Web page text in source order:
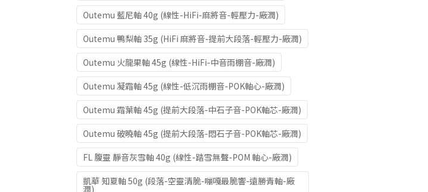
Outemu 藍尼軸 40g (線性-HiFi-麻將音-輕壓力-廠潤)
Outemu 鴨梨軸 35g (HiFi 麻將音-提前大段落-輕壓力-廠潤)
Outemu 火龍果軸 45g (線性-HiFi-中音雨棚音-廠潤)
Outemu 凝霜軸 45g (線性-低沉雨棚音-POK軸心-廠潤)
Outemu 霜葉軸 45g (提前大段落-中石子音-POK軸芯-廠潤)
Outemu 破曉軸 45g (提前大段落-悶石子音-POK軸芯-廠潤)
FL 腹靈 靜音灰雪軸 40g (線性-踏雪無聲-POM 軸心-廠潤)
凱華 知夏軸 50g (段落-空靈清脆-嘣嘎最脆響-遠勝青軸-廠
潤)